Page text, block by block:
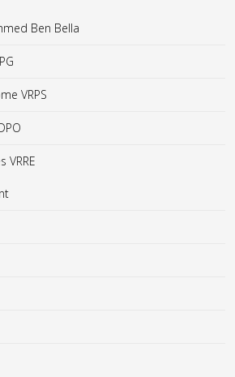
Ben Bella
VRPS
VRRE